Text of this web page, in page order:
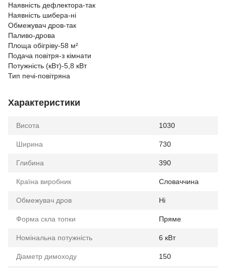
Наявність дефлектора-так
Наявність шибера-ні
Обмежувач дров-так
Паливо-дрова
Площа обігріву-58 м²
Подача повітря-з кімнати
Потужність (кВт)-5,8 кВт
Тип печі-повітряна
Характеристики
Висота 1030
Ширина 730
Глибина 390
Країна виробник Словаччина
Обмежувач дров Ні
Форма скла топки Пряме
Номінальна потужність 6 кВт
Діаметр димоходу 150